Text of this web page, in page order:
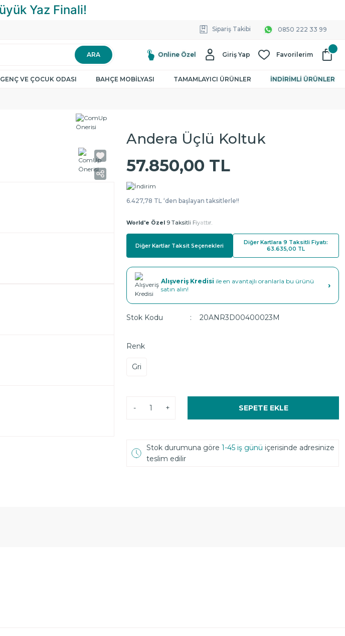
Sipariş Takibi 0850 222 33 99
ARA Online Özel Giriş Yap Favorilerim
GENÇ VE ÇOCUK ODASI BAHÇE MOBİLYASI TAMAMLAYICI ÜRÜNLER İNDİRİMLİ ÜRÜNLER
Andera Üçlü Koltuk
57.850,00 TL
6.427,78 TL ‘den başlayan taksitlerle!!
World'e Özel 9 Taksitli Fiyattır.
Diğer Kartlar Taksit Seçenekleri
Diğer Kartlara 9 Taksitli Fiyatı:
63.635,00 TL
Alışveriş Kredisi ile en avantajlı oranlarla bu ürünü
satın alın!
›
Stok Kodu 20ANR3D00400023M
Renk
Gri
- + SEPETE EKLE
Stok durumuna göre 1-45 iş günü içerisinde adresinize
teslim edilir